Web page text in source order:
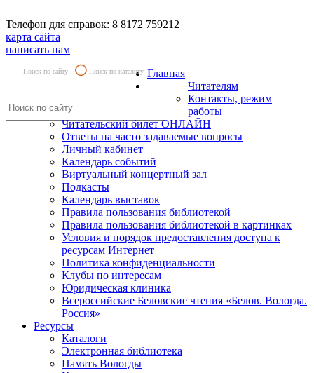
Телефон для справок: 8 8172 759212
карта сайта
написать нам
Поиск по сайту Поиск по каталогу Главная
Читателям
Контакты, режим
работы
Читательский билет ОНЛАЙН
Ответы на часто задаваемые вопросы
Личный кабинет
Календарь событий
Виртуальный концертный зал
Подкасты
Календарь выставок
Правила пользования библиотекой
Правила пользования библиотекой в картинках
Условия и порядок предоставления доступа к
ресурсам Интернет
Политика конфиденциальности
Клубы по интересам
Юридическая клиника
Всероссийские Беловские чтения «Белов. Вологда.
Россия»
Ресурсы
Каталоги
Электронная библиотека
Память Вологды